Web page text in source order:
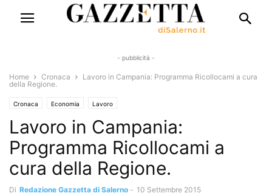
- pubblicità -
Home Cronaca
Lavoro in Campania: Programma Ricollocami a cura
della Regione.
Cronaca Economia Lavoro
Lavoro in Campania:
Programma Ricollocami a
cura della Regione.
Di Redazione Gazzetta di Salerno - 10 Settembre 2015